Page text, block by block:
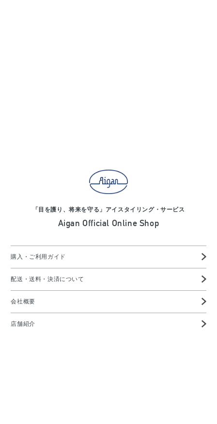
「目を護り、将来を守る」アイスタイリング・サービス
Aigan Official Online Shop
購入・ご利用ガイド
配送・送料・決済について
会社概要
店舗紹介